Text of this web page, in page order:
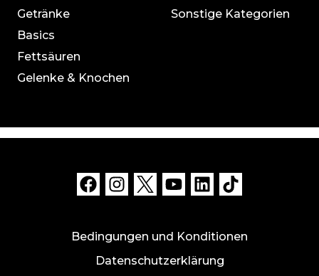
Getränke
Basics
Fettsäuren
Gelenke & Knochen
Sonstige Kategorien
Bedingungen und Konditionen
Datenschutzerklärung